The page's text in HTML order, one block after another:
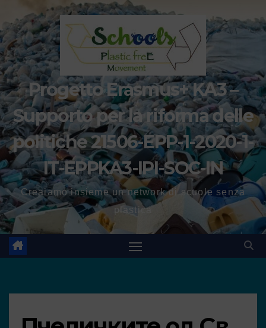
Progetto Erasmus+ KA3 –
Supporto per la riforma delle
politiche 21506-EPP-1-2020-1-
IT-EPPKA3-IPI-SOC-IN
Creaiamo insieme un network di scuole senza
plastica